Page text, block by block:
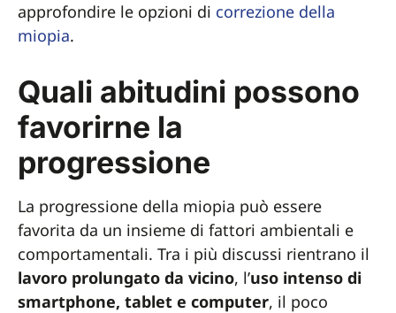
approfondire le opzioni di correzione della
miopia.
Quali abitudini possono
favorirne la
progressione
La progressione della miopia può essere
favorita da un insieme di fattori ambientali e
comportamentali. Tra i più discussi rientrano il
lavoro prolungato da vicino, l’uso intenso di
smartphone, tablet e computer, il poco